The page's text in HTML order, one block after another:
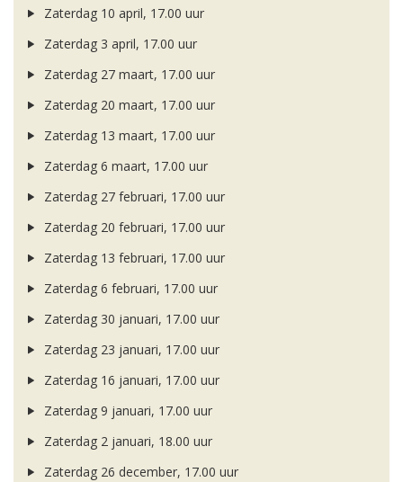
Zaterdag 10 april, 17.00 uur
Zaterdag 3 april, 17.00 uur
Zaterdag 27 maart, 17.00 uur
Zaterdag 20 maart, 17.00 uur
Zaterdag 13 maart, 17.00 uur
Zaterdag 6 maart, 17.00 uur
Zaterdag 27 februari, 17.00 uur
Zaterdag 20 februari, 17.00 uur
Zaterdag 13 februari, 17.00 uur
Zaterdag 6 februari, 17.00 uur
Zaterdag 30 januari, 17.00 uur
Zaterdag 23 januari, 17.00 uur
Zaterdag 16 januari, 17.00 uur
Zaterdag 9 januari, 17.00 uur
Zaterdag 2 januari, 18.00 uur
Zaterdag 26 december, 17.00 uur